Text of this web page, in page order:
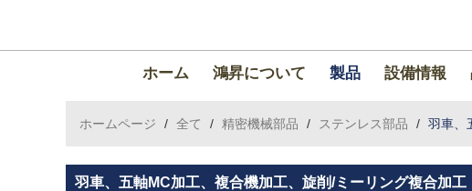
ホーム 鴻昇について 製品 設備情報
ホームページ / 全て / 精密機械部品 / ステンレス部品 / 羽車、
羽車、五軸MC加工、複合機加工、旋削/ミーリング複合加工